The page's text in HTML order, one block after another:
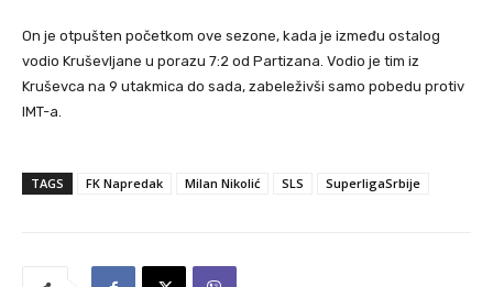
On je otpušten početkom ove sezone, kada je između ostalog
vodio Kruševljane u porazu 7:2 od Partizana. Vodio je tim iz
Kruševca na 9 utakmica do sada, zabeleživši samo pobedu protiv
IMT-a.
TAGS FK Napredak Milan Nikolić SLS SuperligaSrbije